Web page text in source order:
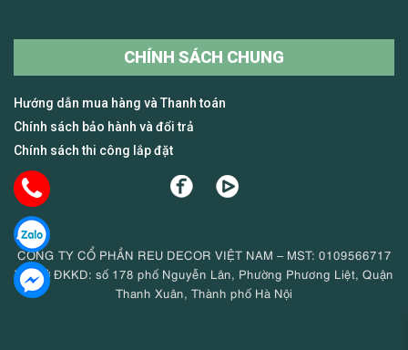
CHÍNH SÁCH CHUNG
Hướng dẫn mua hàng và Thanh toán
Chính sách bảo hành và đổi trả
Chính sách thi công lắp đặt
CÔNG TY CỔ PHẦN REU DECOR VIỆT NAM – MST: 0109566717
Trụ sở ĐKKD: số 178 phố Nguyễn Lân, Phường Phương Liệt, Quận
Thanh Xuân, Thành phố Hà Nội